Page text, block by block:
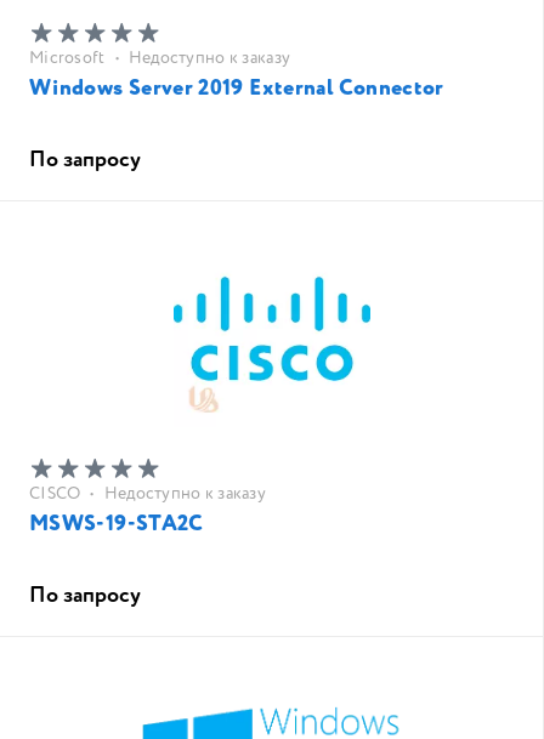
Microsoft • Недоступно к заказу
Windows Server 2019 External Connector
По запросу
CISCO • Недоступно к заказу
MSWS-19-STA2C
По запросу